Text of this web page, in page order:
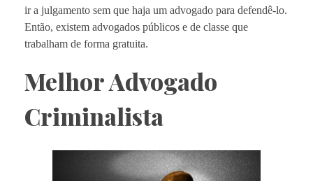
ir a julgamento sem que haja um advogado para defendê-lo.
Então, existem advogados públicos e de classe que
trabalham de forma gratuita.
Melhor Advogado
Criminalista